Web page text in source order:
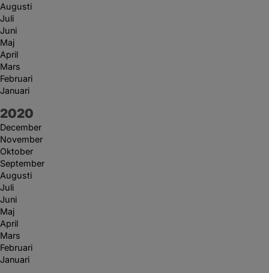
Augusti
Juli
Juni
Maj
April
Mars
Februari
Januari
År:
2020
December
November
Oktober
September
Augusti
Juli
Juni
Maj
April
Mars
Februari
Januari